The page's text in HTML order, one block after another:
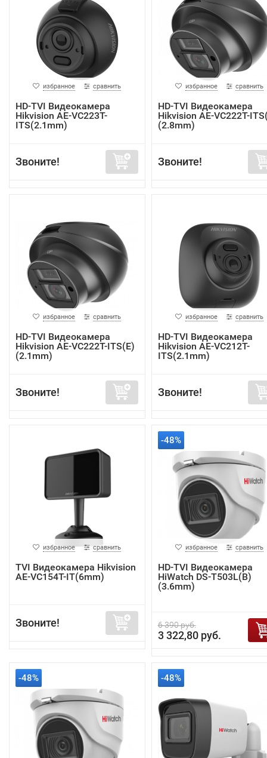
избранное сравнить
HD-TVI Видеокамера
Hikvision AE-VC223T-
ITS(2.1mm)
Звоните!
избранное сравнить
HD-TVI Видеокамера
Hikvision AE-VC222T-
(2.8mm)
Звоните!
избранное сравнить
HD-TVI Видеокамера
Hikvision AE-VC222T-ITS(E)
(2.1mm)
Звоните!
избранное сравнить
HD-TVI Видеокамера
Hikvision AE-VC212T-
ITS(2.1mm)
Звоните!
избранное сравнить
TVI Видеокамера Hikvision
AE-VC154T-IT(6mm)
Звоните!
-48%
избранное сравнить
HD-TVI Видеокамера
HiWatch DS-T503L(B)
(3.6mm)
6 390 руб.
3 322,80 руб.
-48% -48%